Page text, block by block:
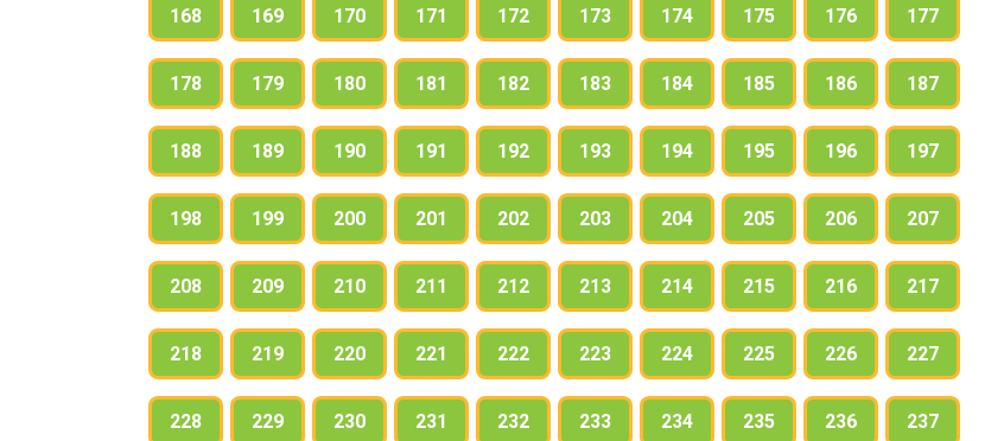
168 169 170 171 172 173 174 175 176 177
178 179 180 181 182 183 184 185 186 187
188 189 190 191 192 193 194 195 196 197
198 199 200 201 202 203 204 205 206 207
208 209 210 211 212 213 214 215 216 217
218 219 220 221 222 223 224 225 226 227
228 229 230 231 232 233 234 235 236 237